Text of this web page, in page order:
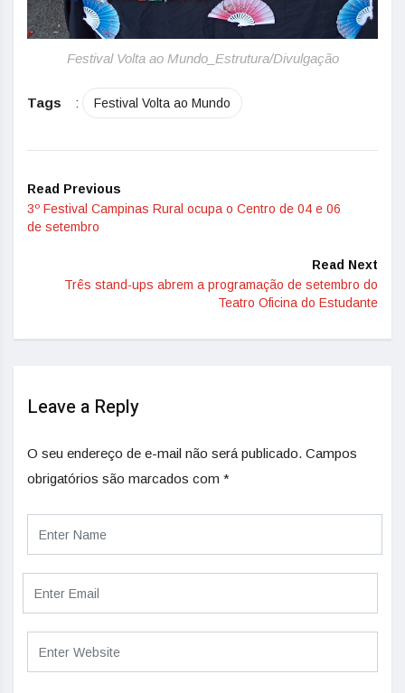
Festival Volta ao Mundo_Estrutura/Divulgação
Tags : Festival Volta ao Mundo
Read Previous
3º Festival Campinas Rural ocupa o Centro de 04 e 06
de setembro
Read Next
Três stand-ups abrem a programação de setembro do
Teatro Oficina do Estudante
Leave a Reply
O seu endereço de e-mail não será publicado. Campos
obrigatórios são marcados com *